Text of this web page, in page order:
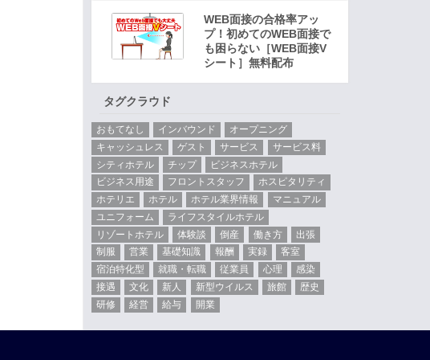
WEB面接の合格率アッ
プ！初めてのWEB面接で
も困らない［WEB面接V
シート］無料配布
タグクラウド
おもてなし インバウンド
オープニング
キャッシュレス
ゲスト サービス
サービス料
シティホテル
チップ
ビジネスホテル
ビジネス用途
フロントスタッフ
ホスピタリティ
ホテリエ
ホテル ホテル業界情報
マニュアル
ユニフォーム
ライフスタイルホテル
リゾートホテル
体験談 倒産 働き方
出張
制服
営業 基礎知識 報酬 実録
客室
宿泊特化型
就職・転職 従業員 心理
感染
接遇
文化 新人 新型ウイルス 旅館
歴史
研修
経営 給与 開業